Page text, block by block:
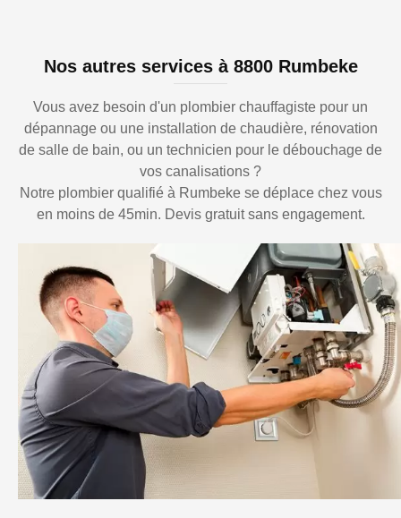
Nos autres services à 8800 Rumbeke
Vous avez besoin d'un plombier chauffagiste pour un
dépannage ou une installation de chaudière, rénovation
de salle de bain, ou un technicien pour le débouchage de
vos canalisations ?
Notre plombier qualifié à Rumbeke se déplace chez vous
en moins de 45min. Devis gratuit sans engagement.